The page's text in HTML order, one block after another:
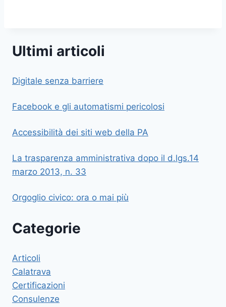
Ultimi articoli
Digitale senza barriere
Facebook e gli automatismi pericolosi
Accessibilità dei siti web della PA
La trasparenza amministrativa dopo il d.lgs.14
marzo 2013, n. 33
Orgoglio civico: ora o mai più
Categorie
Articoli
Calatrava
Certificazioni
Consulenze